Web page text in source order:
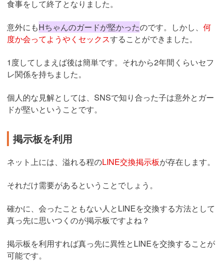
食事をして終了となりました。
意外にもHちゃんのガードが堅かったのです。しかし、 何
度か会ってようやくセックスすることができました。
1度してしまえば後は簡単です。それから2年間くらいセフ
レ関係を持ちました。
個人的な見解としては、SNSで知り合った子は意外とガー
ドが堅いということです。
掲示板を利用
ネット上には、溢れる程のLINE交換掲示板が存在します。
それだけ需要があるということでしょう。
確かに、会ったこともない人とLINEを交換する方法として
真っ先に思いつくのが掲示板ですよね？
掲示板を利用すれば真っ先に異性とLINEを交換することが
可能です。